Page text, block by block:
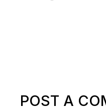
POST A